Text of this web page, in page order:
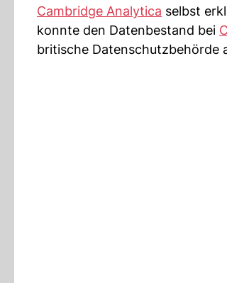
Cambridge Analytica selbst
konnte den Datenbestand bei
britische Datenschutzbehörde